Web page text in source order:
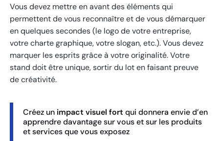
Vous devez mettre en avant des éléments qui
permettent de vous reconnaître et de vous démarquer
en quelques secondes (le logo de votre entreprise,
votre charte graphique, votre slogan, etc.). Vous devez
marquer les esprits grâce à votre originalité. Votre
stand doit être unique, sortir du lot en faisant preuve
de créativité.
Créez un impact visuel fort qui donnera envie d’en
apprendre davantage sur vous et sur les produits
et services que vous exposez